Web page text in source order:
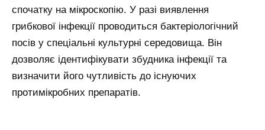
спочатку на мікроскопію. У разі виявлення
грибкової інфекції проводиться бактеріологічний
посів у спеціальні культурні середовища. Він
дозволяє ідентифікувати збудника інфекції та
визначити його чутливість до існуючих
протимікробних препаратів.